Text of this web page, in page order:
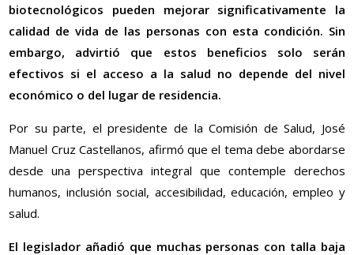
biotecnológicos pueden mejorar significativamente la
calidad de vida de las personas con esta condición. Sin
embargo, advirtió que estos beneficios solo serán
efectivos si el acceso a la salud no depende del nivel
económico o del lugar de residencia.
Por su parte, el presidente de la Comisión de Salud, José
Manuel Cruz Castellanos, afirmó que el tema debe abordarse
desde una perspectiva integral que contemple derechos
humanos, inclusión social, accesibilidad, educación, empleo y
salud.
El legislador añadió que muchas personas con talla baja